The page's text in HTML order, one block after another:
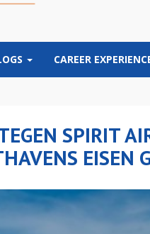
CAREER
SPIRIT
EISEN